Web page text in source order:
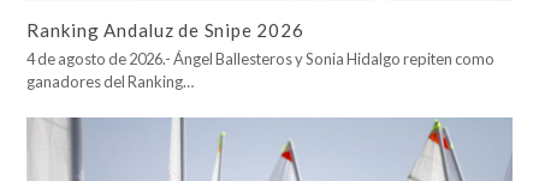
Ranking Andaluz de Snipe 2026
4 de agosto de 2026.- Ángel Ballesteros y Sonia Hidalgo repiten como
ganadores del Ranking…